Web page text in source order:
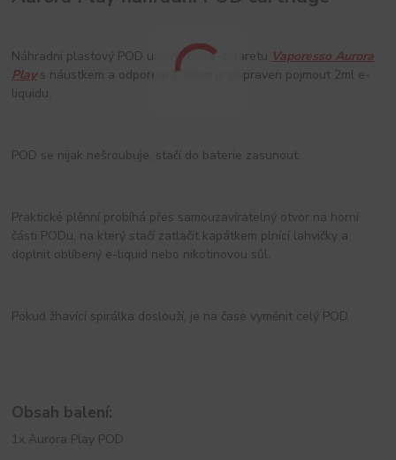
Náhradní plastový POD určený pro e-cigaretu Vaporesso Aurora
Plays náustkem a odporem 1,3ohm je připraven pojmout 2ml e-
liquidu.
POD se nijak nešroubuje, stačí do baterie zasunout.
Praktické plěnní probíhá přes samouzavíratelný otvor na horní
části PODu, na který stačí zatlačit kapátkem plnící lahvičky a
doplnit oblíbený e-liquid nebo nikotinovou sůl.
Pokud žhavící spirálka doslouží, je na čase vyměnit celý POD.
Obsah balení:
1x Aurora Play POD